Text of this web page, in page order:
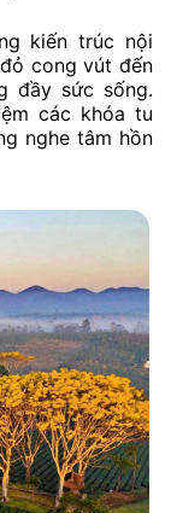
kiến trúc nội
cong vút đến
đầy sức sống.
các khóa tu
nghe tâm hồn